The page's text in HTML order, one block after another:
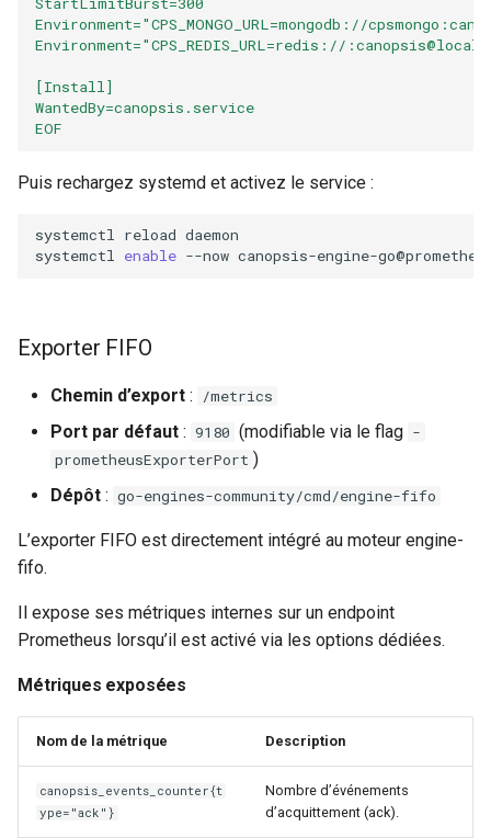
Environment="CPS_MONGO_URL=mongodb://
Environment="CPS_REDIS_URL=redis://
[Install]
WantedBy=canopsis.service
EOF
Puis rechargez systemd et activez le service :
systemctl reload daemon
systemctl enable --now
Exporter FIFO
Chemin d’export : /metrics
Port par défaut : 9180 (modifiable via le flag -
prometheusExporterPort )
Dépôt : go-engines-community/cmd/engine-fifo
L’exporter FIFO est directement intégré au moteur engine-
fifo.
Il expose ses métriques internes sur un endpoint
Prometheus lorsqu’il est activé via les options dédiées.
Métriques exposées
Nom de la métrique Description
canopsis_events_counter{t
ype="ack"}
Nombre d’événements
d’acquittement (ack).